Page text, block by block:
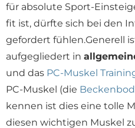
für absolute Sport-
fit ist, dürfte sich bei den
gefordert fühlen.Generell
aufgegliedert in
und das PC-Muskel
PC-Muskel (die
kennen ist dies eine tolle
diesen wichtigen Muskel